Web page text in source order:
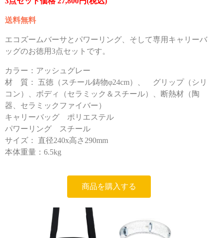
送料無料
エコズームバーサとパワーリング、そして専用キャリーバ
ッグのお徳用3点セットです。
カラー：アッシュグレー
材 質： 五徳（スチール鋳物φ24cm）、 グリップ（シリ
コン）、ボディ（セラミック＆スチール）、断熱材（陶
器、セラミックファイバー）
キャリーバッグ ポリエステル
パワーリング
スチール
サイズ： 直径240x高さ290mm
本体重量：6.5kg
商品を購入する